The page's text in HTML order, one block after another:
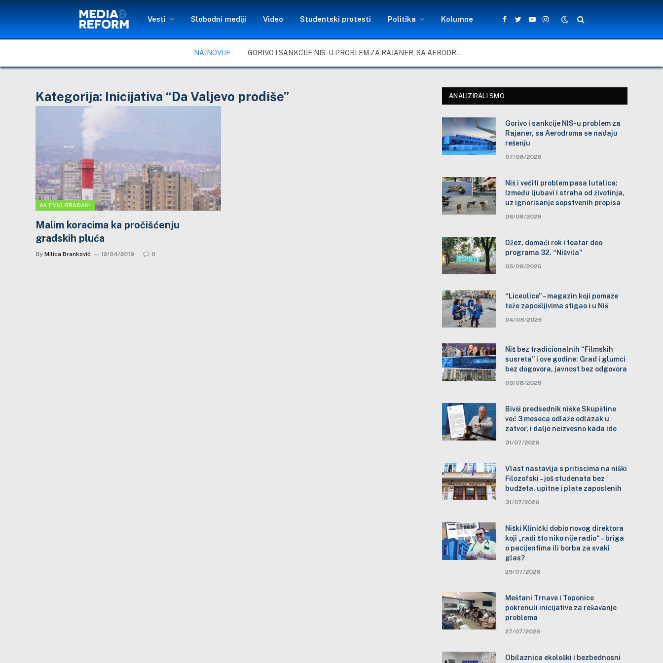
Vesti Slobodni mediji Video Studentski protesti Politika Kolumne
Facebook
TwitterYouTubeInstagram
NAJNOVIJE GORIVO I SANKCIJE NIS-U PROBLEM ZA RAJANER, SA AERODROMA SE NADAJU REŠENJU
Kategorija: Inicijativa “Da Valjevo prodiše”
AKTIVNI GRAĐANI
Malim koracima ka pročišćenju
gradskih pluća
By Milica Branković 12/04/2019 0
ANALIZIRALI SMO
Gorivo i sankcije NIS-u problem za
Rajaner, sa Aerodroma se nadaju
rešenju
07/08/2026
Niš i večiti problem pasa lutalica:
Između ljubavi i straha od životinja,
uz ignorisanje sopstvenih propisa
06/08/2026
Džez, domaći rok i teatar deo
programa 32. “Nišvila”
05/08/2026
“Liceulice” – magazin koji pomaže
teže zapošljivima stigao i u Niš
04/08/2026
Niš bez tradicionalnih “Filmskih
susreta” i ove godine: Grad i glumci
bez dogovora, javnost bez odgovora
03/08/2026
Bivši predsednik niške Skupštine
već 3 meseca odlaže odlazak u
zatvor, i dalje neizvesno kada ide
31/07/2026
Vlast nastavlja s pritiscima na niški
Filozofski – još studenata bez
budžeta, upitne i plate zaposlenih
31/07/2026
Niški Klinički dobio novog direktora
koji „radi što niko nije radio“ – briga
o pacijentima ili borba za svaki
glas?
29/07/2026
Meštani Trnave i Toponice
pokrenuli inicijative za rešavanje
problema
27/07/2026
Obilaznica ekološki i bezbednosni